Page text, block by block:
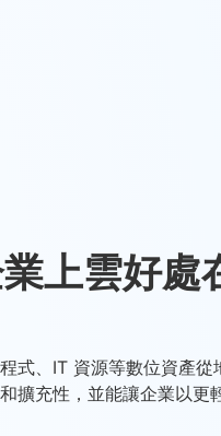
上雲好處
式、IT 資源等數位資產從
擴充性，並能讓企業以更